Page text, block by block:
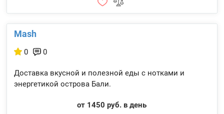
Mash
0 0
Доставка вкусной и полезной еды с нотками и
энергетикой острова Бали.
от 1450 руб. в день